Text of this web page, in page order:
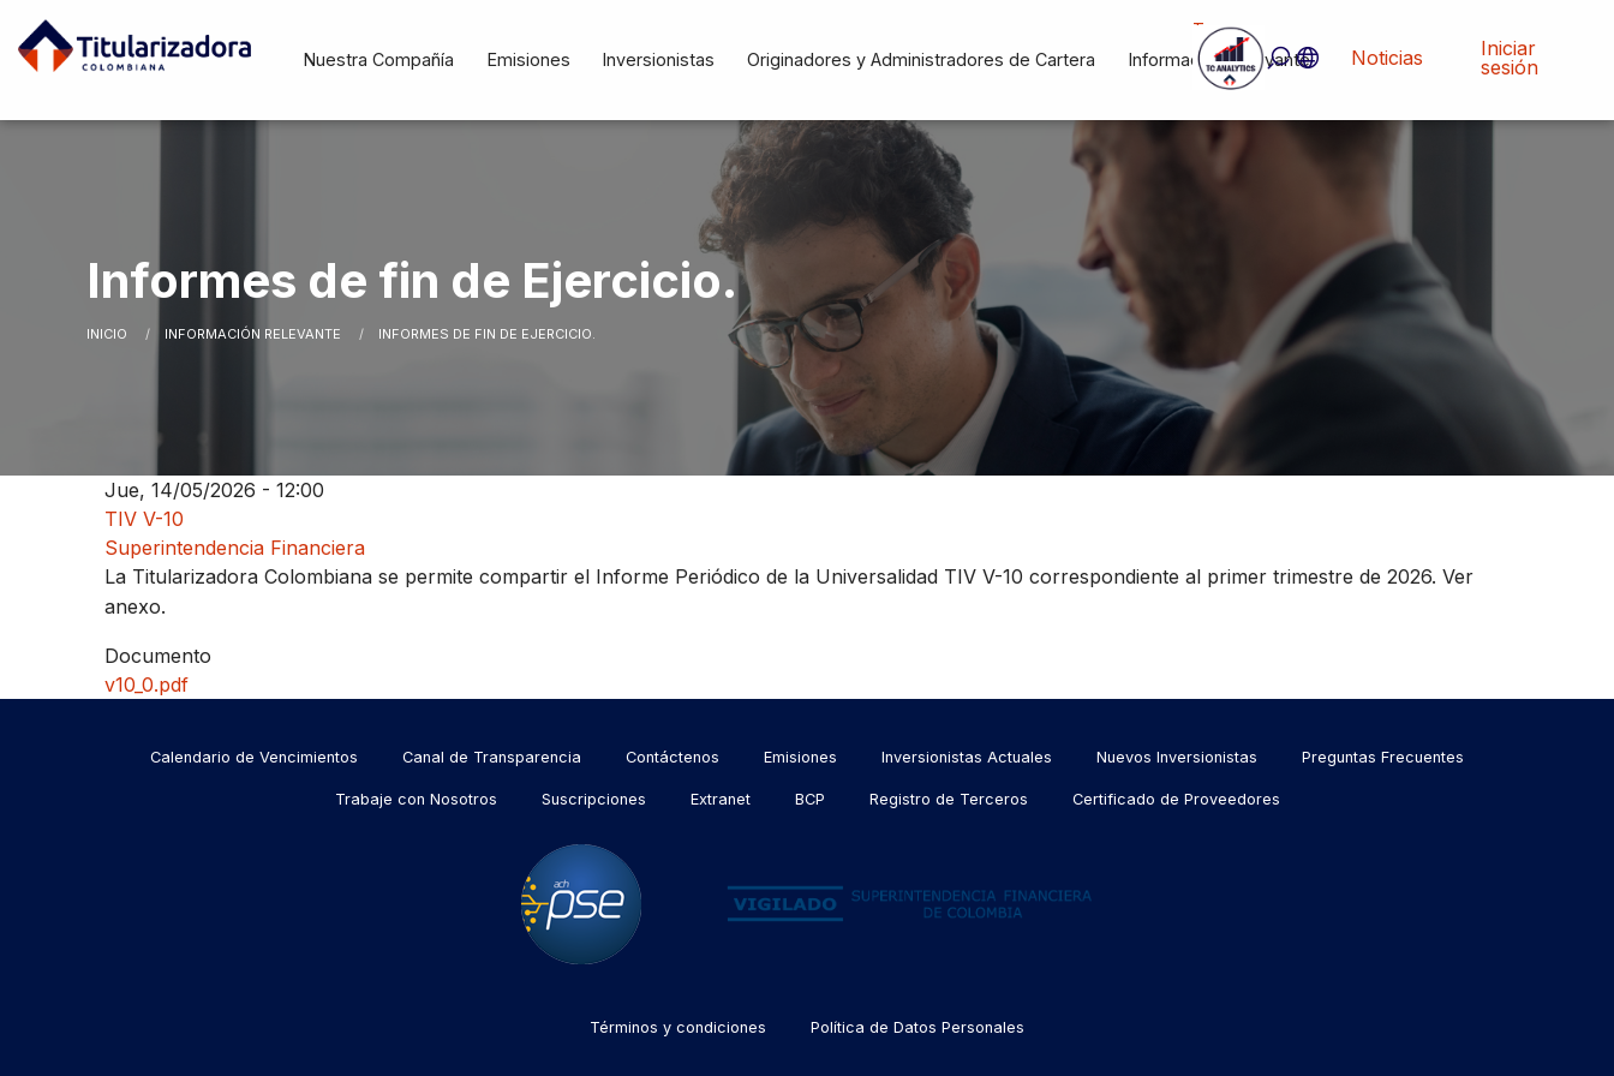
Pasar al contenido principal
Navegación
principal
Nuestra Compañía Emisiones Inversionistas Originadores y Administradores de Cartera Información Relevante
Tc
Analytics
Noticias
Iniciar
sesión
Informes de fin de Ejercicio.
Ruta de navegación
INICIO INFORMACIÓN RELEVANTE CURRENT:
INFORMES DE FIN DE EJERCICIO.
Jue, 14/05/2026 - 12:00
TIV V-10
Superintendencia Financiera
La Titularizadora Colombiana se permite compartir el Informe Periódico de la Universalidad TIV V-10 correspondiente al primer trimestre de 2026. Ver
anexo.
Documento
v10_0.pdf
Menu
Calendario de Vencimientos Canal de Transparencia Contáctenos Emisiones Inversionistas Actuales Nuevos Inversionistas Preguntas Frecuentes
Trabaje con Nosotros Suscripciones Extranet BCP Registro de Terceros Certificado de Proveedores
Términos y condiciones Política de Datos Personales